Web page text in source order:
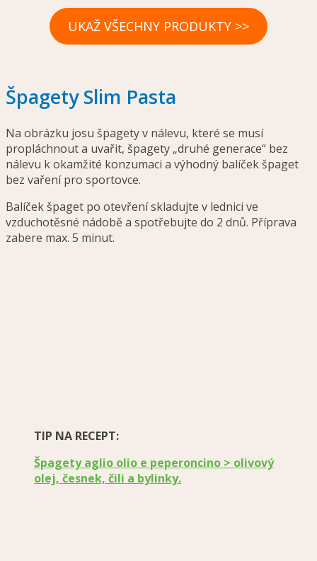
UKAŽ VŠECHNY PRODUKTY >>
Špagety Slim Pasta
Na obrázku josu špagety v nálevu, které se musí
propláchnout a uvařit, špagety „druhé generace“ bez
nálevu k okamžité konzumaci a výhodný balíček špaget
bez vaření pro sportovce.
Balíček špaget po otevření skladujte v lednici ve
vzduchotěsné nádobě a spotřebujte do 2 dnů. Příprava
zabere max. 5 minut.
TIP NA RECEPT:
Špagety aglio olio e peperoncino > olivový
olej, česnek, čili a bylinky.